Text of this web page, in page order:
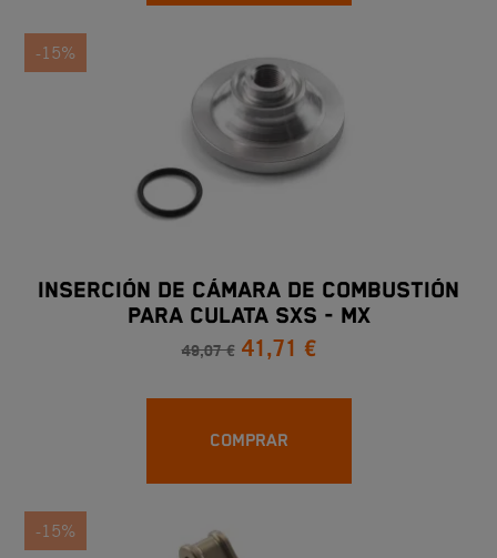
-15%
INSERCIÓN DE CÁMARA DE COMBUSTIÓN
PARA CULATA SXS - MX
49,07 € 41,71 €
COMPRAR
-15%